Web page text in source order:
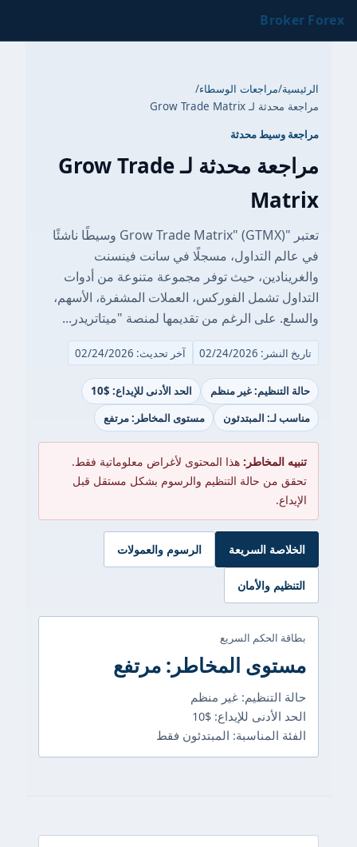
Broker Forex
الرئيسية/مراجعات الوسطاء/
مراجعة محدثة لـ Grow Trade Matrix
مراجعة وسيط محدثة
مراجعة محدثة لـ Grow Trade
Matrix
تعتبر "Grow Trade Matrix" (GTMX) وسيطًا ناشئًا
في عالم التداول، مسجلًا في سانت فينسنت
والغرينادين، حيث توفر مجموعة متنوعة من أدوات
التداول تشمل الفوركس، العملات المشفرة، الأسهم،
والسلع. على الرغم من تقديمها لمنصة "ميتاتريدر...
تاريخ النشر: 02/24/2026 آخر تحديث: 02/24/2026
حالة التنظيم: غير منظم
الحد الأدنى للإيداع: $10
مناسب لـ: المبتدئون
مستوى المخاطر: مرتفع
تنبيه المخاطر: هذا المحتوى لأغراض معلوماتية فقط.
تحقق من حالة التنظيم والرسوم بشكل مستقل قبل
الإيداع.
الخلاصة السريعة الرسوم والعمولات
التنظيم والأمان
بطاقة الحكم السريع
مستوى المخاطر: مرتفع
حالة التنظيم: غير منظم
الحد الأدنى للإيداع: $10
الفئة المناسبة: المبتدئون فقط